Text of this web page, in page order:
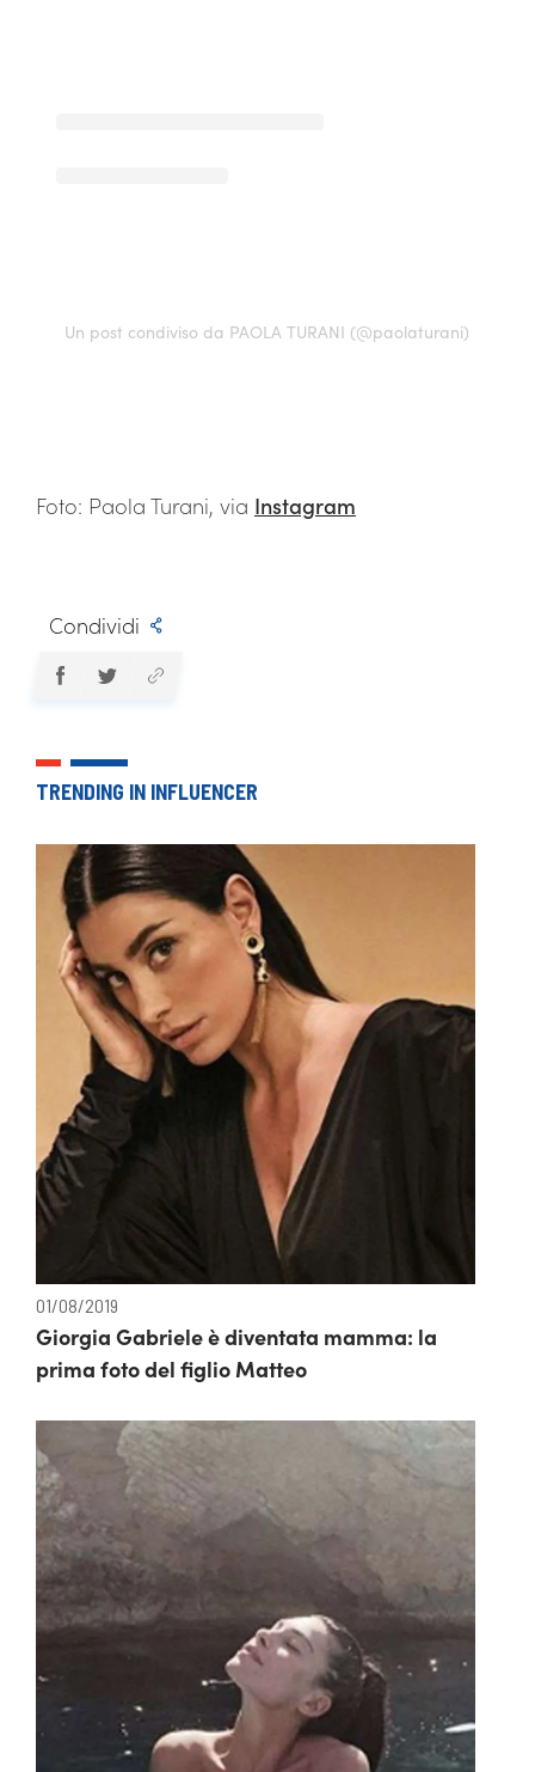
Un post condiviso da PAOLA TURANI (@paolaturani)
Foto: Paola Turani, via Instagram
Condividi
TRENDING IN INFLUENCER
01/08/2019
Giorgia Gabriele è diventata mamma: la
prima foto del figlio Matteo